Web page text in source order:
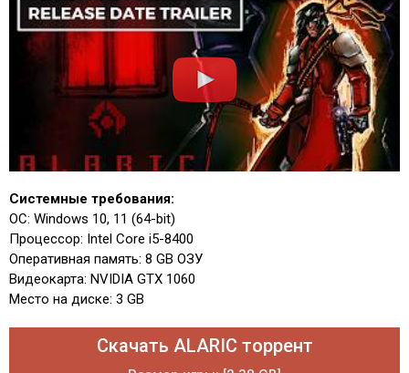
Системные требования:
ОС: Windows 10, 11 (64-bit)
Процессор: Intel Core i5-8400
Оперативная память: 8 GB ОЗУ
Видеокарта: NVIDIA GTX 1060
Место на диске: 3 GB
Скачать ALARIC торрент